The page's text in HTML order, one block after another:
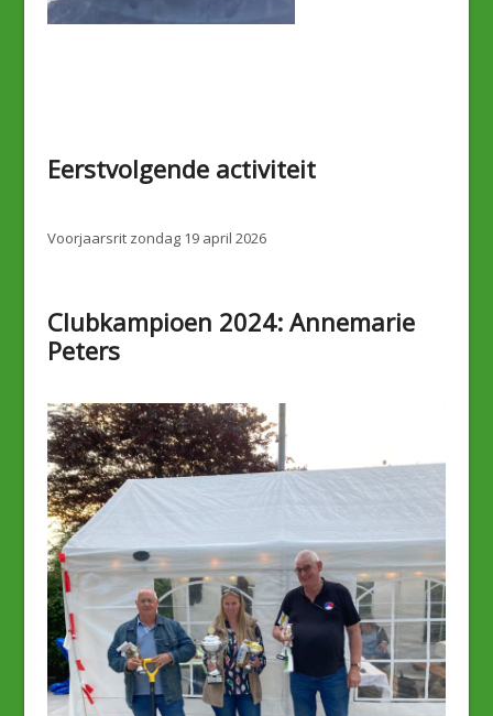
Eerstvolgende activiteit
Voorjaarsrit zondag 19 april 2026
Clubkampioen 2024: Annemarie
Peters